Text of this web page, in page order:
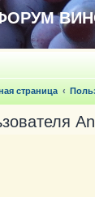
страница